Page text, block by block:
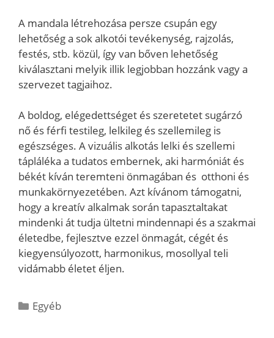
A mandala létrehozása persze csupán egy
lehetőség a sok alkotói tevékenység, rajzolás,
festés, stb. közül, így van bőven lehetőség
kiválasztani melyik illik legjobban hozzánk vagy a
szervezet tagjaihoz.
A boldog, elégedettséget és szeretetet sugárzó
nő és férfi testileg, lelkileg és szellemileg is
egészséges. A vizuális alkotás lelki és szellemi
tápláléka a tudatos embernek, aki harmóniát és
békét kíván teremteni önmagában és otthoni és
munkakörnyezetében. Azt kívánom támogatni,
hogy a kreatív alkalmak során tapasztaltakat
mindenki át tudja ültetni mindennapi és a szakmai
életedbe, fejlesztve ezzel önmagát, cégét és
kiegyensúlyozott, harmonikus, mosollyal teli
vidámabb életet éljen.
Kategória
Egyéb